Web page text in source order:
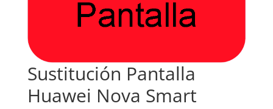
Sustitución Pantalla
Huawei Nova Smart